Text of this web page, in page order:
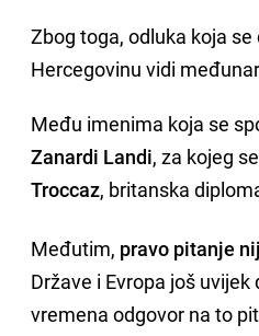
Zbog toga, odluka koja
Hercegovinu vidi
Među imenima koja se
Zanardi Landi, za kojeg
Troccaz, britanska
Međutim, pravo pitanje
Države i Evropa još
vremena odgovor na to